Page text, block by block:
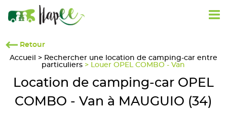
Retour
Accueil
> Rechercher une location de camping-car entre
particuliers > Louer OPEL COMBO - Van
Location de camping-car OPEL
COMBO - Van à MAUGUIO (34)